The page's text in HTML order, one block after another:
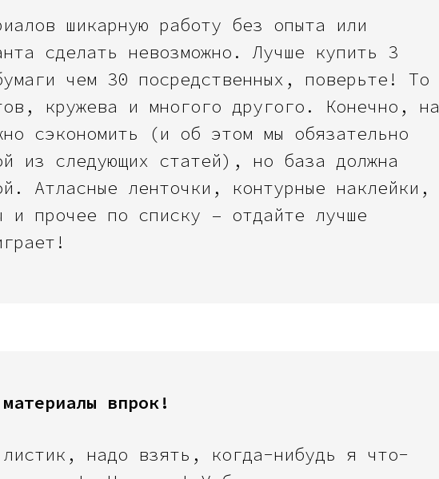
шикарную работу без опыта или
сделать невозможно. Лучше купить 3
чем 30 посредственных, поверьте! То
кружева и многого другого. Конечно, на
сэкономить (и об этом мы обязательно
из следующих статей), но база должна
Атласные ленточки, контурные наклейки,
и прочее по списку – отдайте лучше
впрок!
листик, надо взять, когда-нибудь я что-